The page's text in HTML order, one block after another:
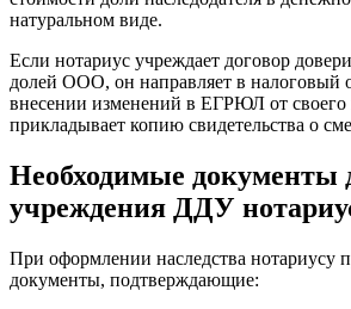
натуральном виде.
Если нотариус учреждает договор
долей ООО, он направляет в налоговый
внесении изменений в ЕГРЮЛ от
прикладывает копию свидетельства о
Необходимые документы
учреждения ДДУ
При оформлении наследства нотариусу
документы, подтверждающие: